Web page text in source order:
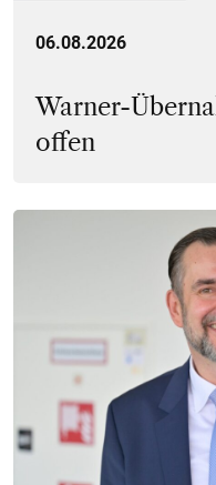
06.08.2026
Warner-
offen